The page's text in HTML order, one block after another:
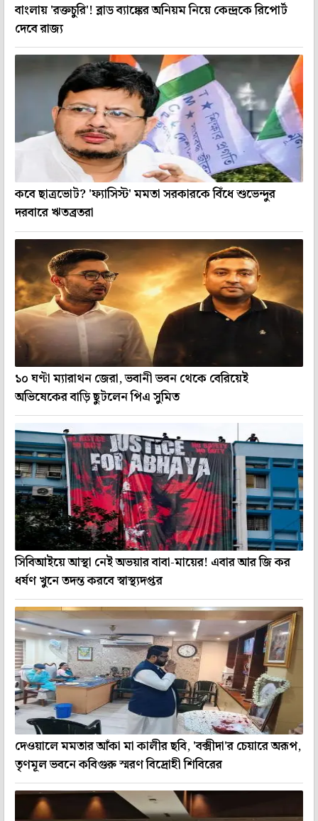
বাংলায় 'রক্তচুরি'! ব্লাড ব্যাঙ্কের অনিয়ম নিয়ে কেন্দ্রকে রিপোর্ট
দেবে রাজ্য
কবে ছাত্রভোট? 'ফ্যাসিস্ট' মমতা সরকারকে বিঁধে শুভেন্দুর
দরবারে ঋতব্রতরা
১০ ঘণ্টা ম্যারাথন জেরা, ভবানী ভবন থেকে বেরিয়েই
অভিষেকের বাড়ি ছুটলেন পিএ সুমিত
সিবিআইয়ে আস্থা নেই অভয়ার বাবা-মায়ের! এবার আর জি কর
ধর্ষণ খুনে তদন্ত করবে স্বাস্থ্যদপ্তর
দেওয়ালে মমতার আঁকা মা কালীর ছবি, 'বক্সীদা'র চেয়ারে অরূপ,
তৃণমূল ভবনে কবিগুরু স্মরণ বিদ্রোহী শিবিরের